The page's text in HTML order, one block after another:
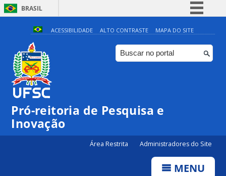
BRASIL
Simplifique!
Comunica BR
Participe
Canais
ACESSIBILIDADE ALTO CONTRASTE MAPA DO SITE
Pró-reitoria de Pesquisa e
Inovação
Área Restrita Administradores do Site
MENU